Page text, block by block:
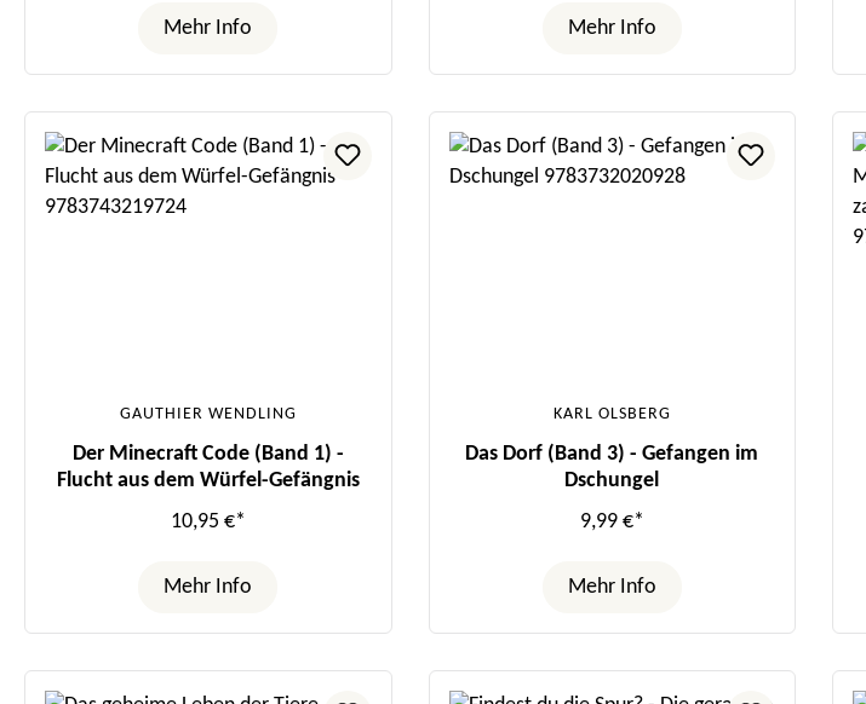
Mehr Info Mehr Info
GAUTHIER WENDLING
Der Minecraft Code (Band 1) -
Flucht aus dem Würfel-Gefängnis
10,95 €*
Mehr Info
KARL OLSBERG
Das Dorf (Band 3) - Gefangen im
Dschungel
9,99 €*
Mehr Info